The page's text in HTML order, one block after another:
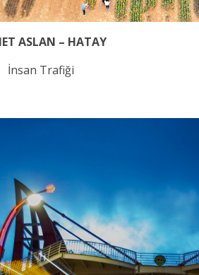
ASLAN – HATAY
İnsan Trafiği